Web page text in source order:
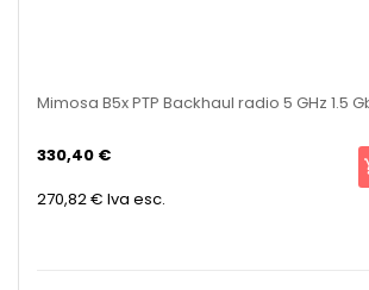
Mimosa B5x PTP Backhaul radio 5 GHz 1.5
330,40 €
270,82 € Iva esc.